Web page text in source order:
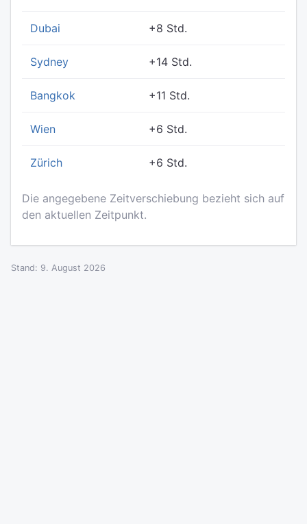
Dubai +8 Std.
Sydney +14 Std.
Bangkok +11 Std.
Wien +6 Std.
Zürich +6 Std.
Die angegebene Zeitverschiebung bezieht sich auf
den aktuellen Zeitpunkt.
Stand: 9. August 2026